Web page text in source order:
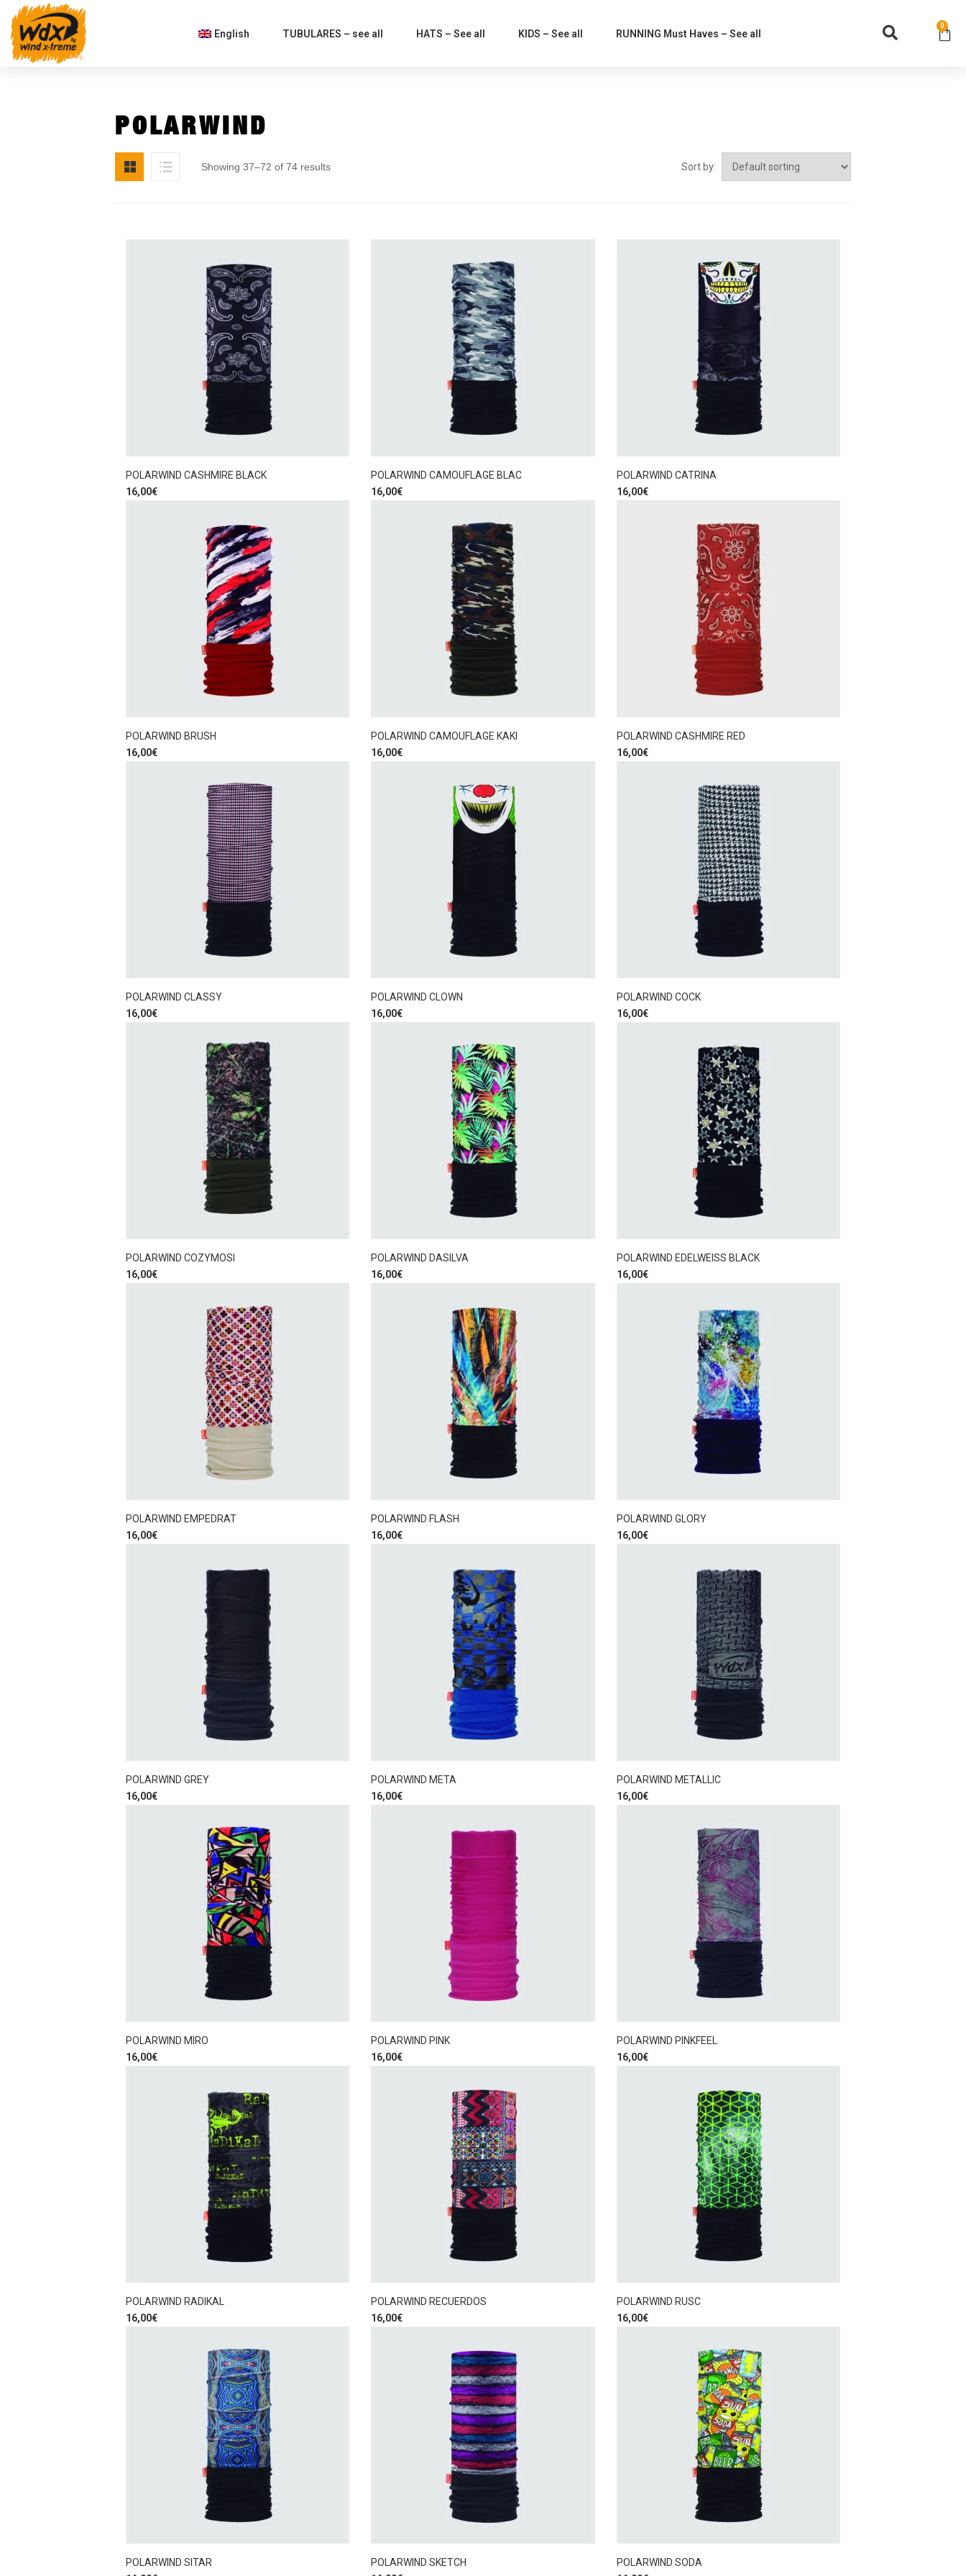
English TUBULARES – see all HATS – See all KIDS – See all RUNNING Must Haves – See all
0
POLARWIND
Showing 37–72 of 74 results Sort by:
POLARWIND CASHMIRE BLACK
16,00€
POLARWIND CAMOUFLAGE BLAC
16,00€
POLARWIND CATRINA
16,00€
POLARWIND BRUSH
16,00€
POLARWIND CAMOUFLAGE KAKI
16,00€
POLARWIND CASHMIRE RED
16,00€
POLARWIND CLASSY
16,00€
POLARWIND CLOWN
16,00€
POLARWIND COCK
16,00€
POLARWIND COZYMOSI
16,00€
POLARWIND DASILVA
16,00€
POLARWIND EDELWEISS BLACK
16,00€
POLARWIND EMPEDRAT
16,00€
POLARWIND FLASH
16,00€
POLARWIND GLORY
16,00€
POLARWIND GREY
16,00€
POLARWIND META
16,00€
POLARWIND METALLIC
16,00€
POLARWIND MIRO
16,00€
POLARWIND PINK
16,00€
POLARWIND PINKFEEL
16,00€
POLARWIND RADIKAL
16,00€
POLARWIND RECUERDOS
16,00€
POLARWIND RUSC
16,00€
POLARWIND SITAR
POLARWIND SKETCH
POLARWIND SODA